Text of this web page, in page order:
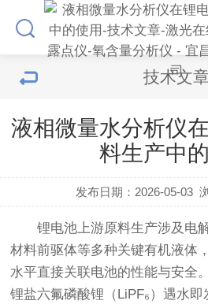
技术文章
液相微量水分析仪
料生产中
发布日期：2026-05-03
锂电池上游原料生产涉及电
材料前驱体等多种关键有机液体
水平直接关联电池的性能与安全
锂盐六氟磷酸锂（LiPF₆）遇水